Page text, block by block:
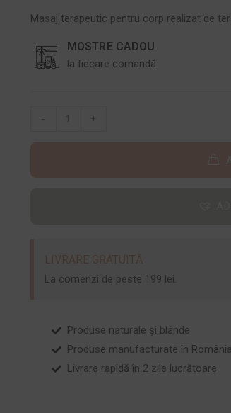
Masaj terapeutic pentru corp realizat de
MOSTRE CADOU
la fiecare comandă
- +
LIVRARE GRATUITĂ
La comenzi de peste 199 lei.
Produse naturale și blânde
Produse manufacturate în
Livrare rapidă în 2 zile lucrătoare